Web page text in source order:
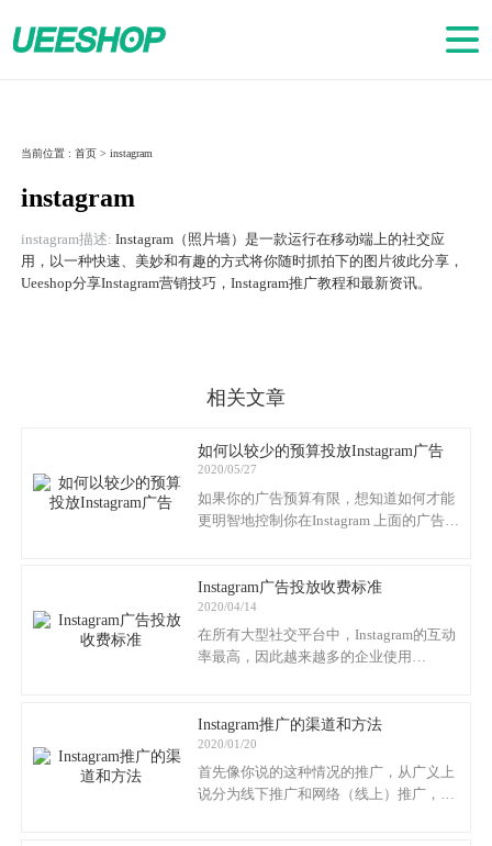
当前位置 :首页 >instagram
instagram
instagram描述:Instagram（照片墙）是一款运行在移动端上的社交应
用，以一种快速、美妙和有趣的方式将你随时抓拍下的图片彼此分享，
Ueeshop分享Instagram营销技巧，Instagram推广教程和最新资讯。
相关文章
如何以较少的预算投放Instagram广告
2020/05/27
如果你的广告预算有限，想知道如何才能
更明智地控制你在Instagram 上面的广告花
法。
Instagram广告投放收费标准
2020/04/14
在所有大型社交平台中，Instagram的互动
率最高，因此越来越多的企业使用
过Instagram推广帖子的方法和成本。
Instagram推广的渠道和方法
2020/01/20
首先像你说的这种情况的推广，从广义上
说分为线下推广和网络（线上）推广，但